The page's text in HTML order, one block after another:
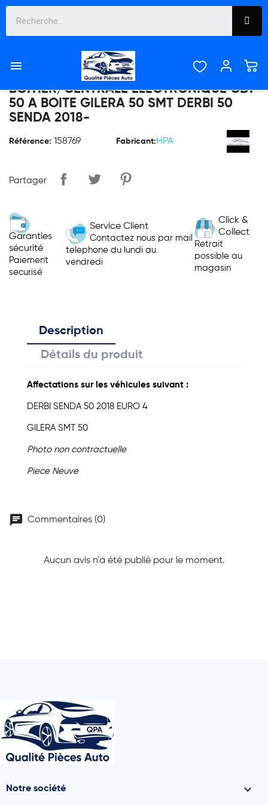

 
BOITIER/CENTRALE ELECTRONIQUE CDI
50 A BOITE GILERA 50 SMT DERBI 50
SENDA 2018-
Référence: 158769 Fabricant: HPA
Partager
Garanties
sécurité
Paiement
securisé
Service Client
Contactez nous par mail
telephone du lundi au
vendredi
Click &
Collect
Retrait
possible au
magasin
Description
Détails du produit
Affectations sur les véhicules suivant :
DERBI SENDA 50 2018 EURO 4
GILERA SMT 50
Photo non contractuelle
Piece Neuve
chat Commentaires (0)
Aucun avis n'a été publié pour le moment.
Notre société 